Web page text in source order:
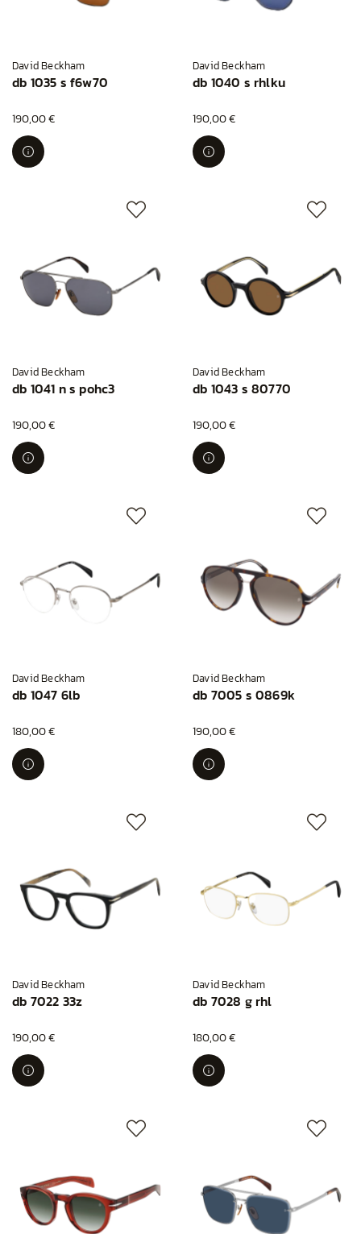
David Beckham
db 1035 s f6w70
190,00 €
David Beckham
db 1040 s rhlku
190,00 €
David Beckham
db 1041 n s pohc3
190,00 €
David Beckham
db 1043 s 80770
190,00 €
David Beckham
db 1047 6lb
180,00 €
David Beckham
db 7005 s 0869k
190,00 €
David Beckham
db 7022 33z
190,00 €
David Beckham
db 7028 g rhl
180,00 €